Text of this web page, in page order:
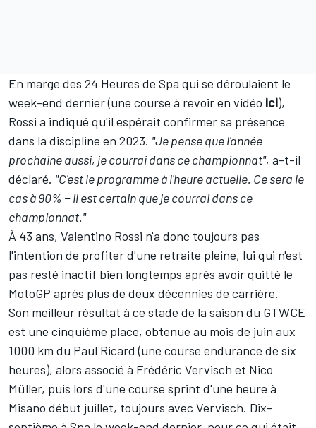
En marge des 24 Heures de Spa qui se déroulaient le
week-end dernier (une course à revoir en vidéo ici),
Rossi a indiqué qu'il espérait confirmer sa présence
dans la discipline en 2023. "Je pense que l'année
prochaine aussi, je courrai dans ce championnat", a-t-il
déclaré. "C'est le programme à l'heure actuelle. Ce sera le
cas à 90% − il est certain que je courrai dans ce
championnat."
À 43 ans, Valentino Rossi n'a donc toujours pas
l'intention de profiter d'une retraite pleine, lui qui n'est
pas resté inactif bien longtemps après avoir quitté le
MotoGP après plus de deux décennies de carrière.
Son meilleur résultat à ce stade de la saison du GTWCE
est une cinquième place, obtenue au mois de juin aux
1000 km du Paul Ricard (une course endurance de six
heures), alors associé à Frédéric Vervisch et Nico
Müller, puis lors d'une course sprint d'une heure à
Misano début juillet, toujours avec Vervisch. Dix-